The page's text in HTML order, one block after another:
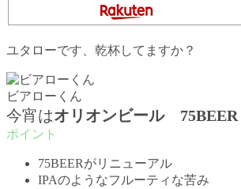
ユタローです、乾杯してますか？
ビアローくん
今宵はオリオンビール 75BEER
75BEERがリニューアル
IPAのようなフルーティな苦み